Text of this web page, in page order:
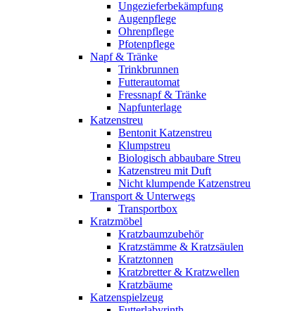
Ungezieferbekämpfung
Augenpflege
Ohrenpflege
Pfotenpflege
Napf & Tränke
Trinkbrunnen
Futterautomat
Fressnapf & Tränke
Napfunterlage
Katzenstreu
Bentonit Katzenstreu
Klumpstreu
Biologisch abbaubare Streu
Katzenstreu mit Duft
Nicht klumpende Katzenstreu
Transport & Unterwegs
Transportbox
Kratzmöbel
Kratzbaumzubehör
Kratzstämme & Kratzsäulen
Kratztonnen
Kratzbretter & Kratzwellen
Kratzbäume
Katzenspielzeug